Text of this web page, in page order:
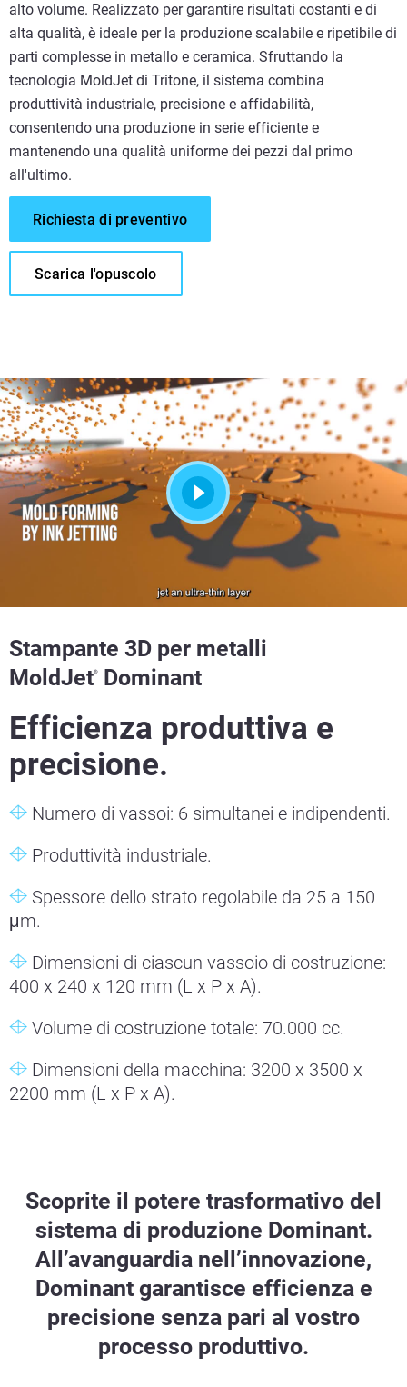
alto volume. Realizzato per garantire risultati costanti e di
alta qualità, è ideale per la produzione scalabile e ripetibile di
parti complesse in metallo e ceramica. Sfruttando la
tecnologia MoldJet di Tritone, il sistema combina
produttività industriale, precisione e affidabilità,
consentendo una produzione in serie efficiente e
mantenendo una qualità uniforme dei pezzi dal primo
all'ultimo.
Richiesta di preventivo
Scarica l'opuscolo
Stampante 3D per metalli
MoldJet® Dominant
Efficienza produttiva e
precisione.
Numero di vassoi: 6 simultanei e indipendenti.
Produttività industriale.
Spessore dello strato regolabile da 25 a 150
μm.
Dimensioni di ciascun vassoio di costruzione:
400 x 240 x 120 mm (L x P x A).
Volume di costruzione totale: 70.000 cc.
Dimensioni della macchina: 3200 x 3500 x
2200 mm (L x P x A).
Scoprite il potere trasformativo del
sistema di produzione Dominant.
All’avanguardia nell’innovazione,
Dominant garantisce efficienza e
precisione senza pari al vostro
processo produttivo.